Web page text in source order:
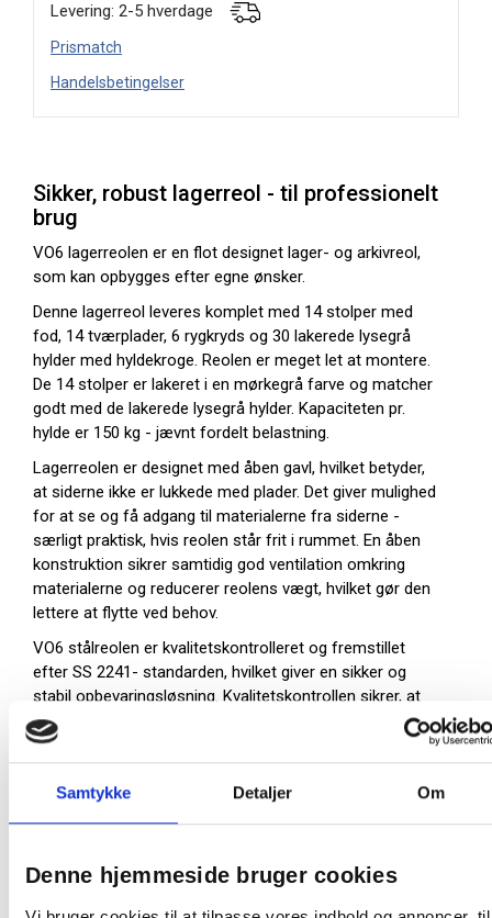
Samtykke Detaljer Om
Denne hjemmeside bruger cookies
Levering: 2-5 hverdage
Prismatch
Handelsbetingelser
Sikker, robust lagerreol - til professionelt
brug
VO6 lagerreolen er en flot designet lager- og arkivreol,
som kan opbygges efter egne ønsker.
Denne lagerreol leveres komplet med 14 stolper med
fod, 14 tværplader, 6 rygkryds og 30 lakerede lysegrå
hylder med hyldekroge. Reolen er meget let at montere.
De 14 stolper er lakeret i en mørkegrå farve og matcher
godt med de lakerede lysegrå hylder. Kapaciteten pr.
hylde er 150 kg - jævnt fordelt belastning.
Lagerreolen er designet med åben gavl, hvilket betyder,
at siderne ikke er lukkede med plader. Det giver mulighed
for at se og få adgang til materialerne fra siderne -
særligt praktisk, hvis reolen står frit i rummet. En åben
konstruktion sikrer samtidig god ventilation omkring
materialerne og reducerer reolens vægt, hvilket gør den
lettere at flytte ved behov.
VO6 stålreolen er kvalitetskontrolleret og fremstillet
efter SS 2241- standarden, hvilket giver en sikker og
stabil opbevaringsløsning. Kvalitetskontrollen sikrer, at
reolen lever op til krav til styrke, stabilitet og holdbarhed
og opfylder kravene til sikkerhed og brugervenlighed.
Reolen opfylder SS 2241 standarden - som er en svensk
standard specifikt for opbevaringsreoler primært til
moderne farve kombinationer og opbygget efter egne